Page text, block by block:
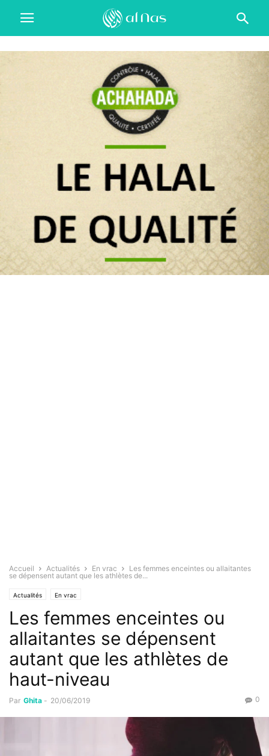
Accueil Actualités En vrac
Les femmes enceintes ou allaitantes
se dépensent autant que les athlètes de...
Actualités En vrac
Les femmes enceintes ou
allaitantes se dépensent
autant que les athlètes de
haut-niveau
Par Ghita - 20/06/2019 0